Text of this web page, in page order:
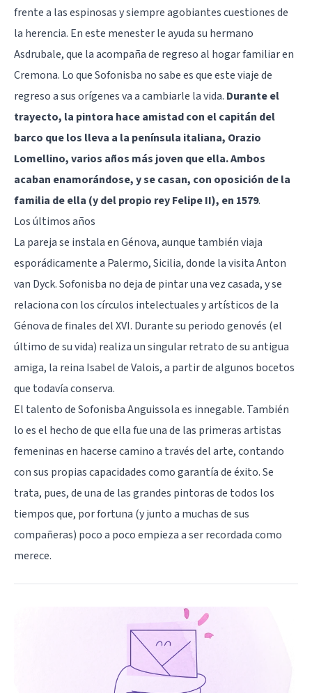
frente a las espinosas y siempre agobiantes cuestiones de
la herencia. En este menester le ayuda su hermano
Asdrubale, que la acompaña de regreso al hogar familiar en
Cremona. Lo que Sofonisba no sabe es que este viaje de
regreso a sus orígenes va a cambiarle la vida. Durante el
trayecto, la pintora hace amistad con el capitán del
barco que los lleva a la península italiana, Orazio
Lomellino, varios años más joven que ella. Ambos
acaban enamorándose, y se casan, con oposición de la
familia de ella (y del propio rey Felipe II), en 1579.
Los últimos años
La pareja se instala en Génova, aunque también viaja
esporádicamente a Palermo, Sicilia, donde la visita Anton
van Dyck. Sofonisba no deja de pintar una vez casada, y se
relaciona con los círculos intelectuales y artísticos de la
Génova de finales del XVI. Durante su periodo genovés (el
último de su vida) realiza un singular retrato de su antigua
amiga, la reina Isabel de Valois, a partir de algunos bocetos
que todavía conserva.
El talento de Sofonisba Anguissola es innegable. También
lo es el hecho de que ella fue una de las primeras artistas
femeninas en hacerse camino a través del arte, contando
con sus propias capacidades como garantía de éxito. Se
trata, pues, de una de las grandes pintoras de todos los
tiempos que, por fortuna (y junto a muchas de sus
compañeras) poco a poco empieza a ser recordada como
merece.